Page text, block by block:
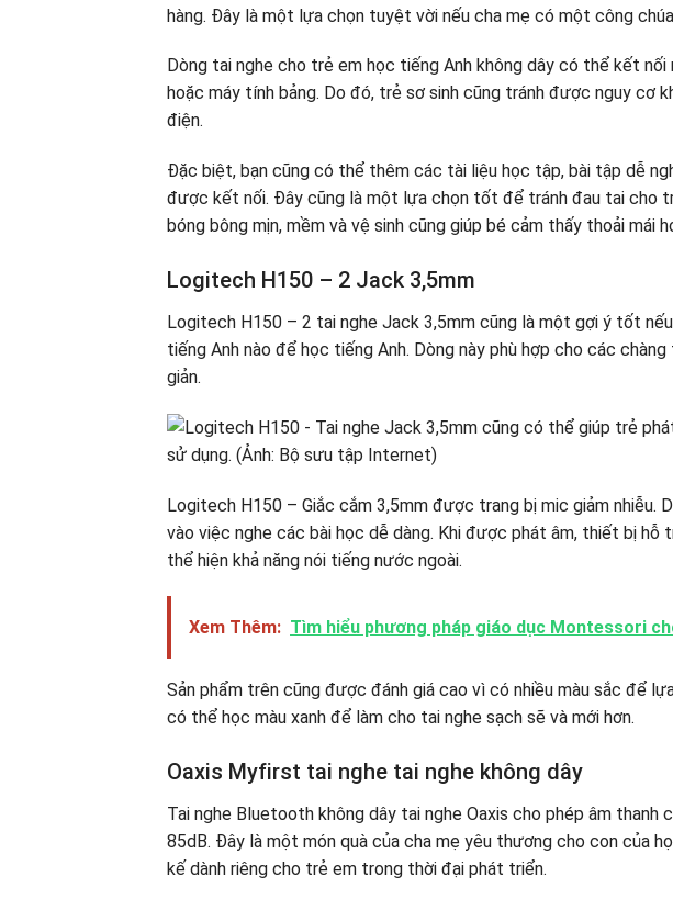
hàng. Đây là một lựa chọn tuyệt vời nếu cha mẹ có một công
Dòng tai nghe cho trẻ em học tiếng Anh không dây có thể kết nối
hoặc máy tính bảng. Do đó, trẻ sơ sinh cũng tránh được nguy cơ
điện.
Đặc biệt, bạn cũng có thể thêm các tài liệu học tập, bài tập dễ
được kết nối. Đây cũng là một lựa chọn tốt để tránh đau tai cho
bóng bông mịn, mềm và vệ sinh cũng giúp bé cảm thấy thoải mái
Logitech H150 – 2 Jack 3,5mm
Logitech H150 – 2 tai nghe Jack 3,5mm cũng là một gợi ý tốt
tiếng Anh nào để học tiếng Anh. Dòng này phù hợp cho các
giản.
Logitech H150 – Giắc cắm 3,5mm được trang bị mic giảm nhiễu.
vào việc nghe các bài học dễ dàng. Khi được phát âm, thiết bị hỗ
thể hiện khả năng nói tiếng nước ngoài.
Xem Thêm: Tìm hiểu phương pháp giáo dục Montessori
Sản phẩm trên cũng được đánh giá cao vì có nhiều màu sắc để
có thể học màu xanh để làm cho tai nghe sạch sẽ và mới hơn.
Oaxis Myfirst tai nghe tai nghe không dây
Tai nghe Bluetooth không dây tai nghe Oaxis cho phép âm thanh
85dB. Đây là một món quà của cha mẹ yêu thương cho con của
kế dành riêng cho trẻ em trong thời đại phát triển.